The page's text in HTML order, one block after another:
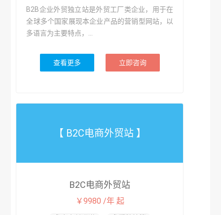
B2B企业外贸独立站是外贸工厂类企业，用于在
全球多个国家展现本企业产品的营销型网站，以
多语言为主要特点，...
查看更多 立即咨询
【 B2C电商外贸站 】
B2C电商外贸站
￥9980 /年 起